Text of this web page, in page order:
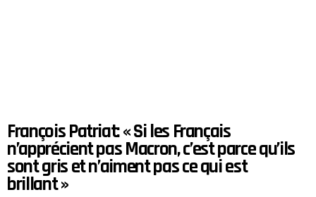
François Patriat: « Si les Français
n’apprécient pas Macron, c’est parce qu’ils
sont gris et n’aiment pas ce qui est
brillant »